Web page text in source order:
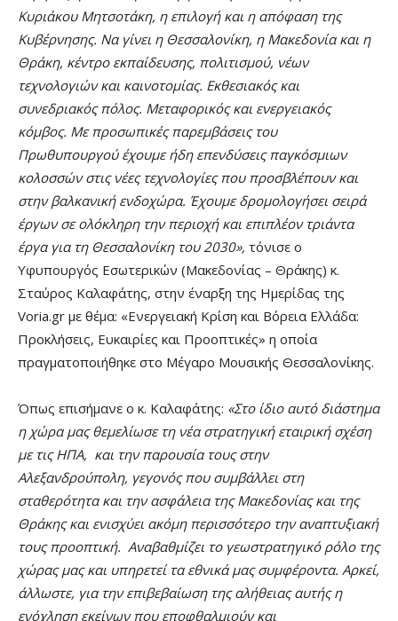
Κυριάκου Μητσοτάκη, η επιλογή και η απόφαση της
Κυβέρνησης. Να γίνει η Θεσσαλονίκη, η Μακεδονία και η
Θράκη, κέντρο εκπαίδευσης, πολιτισμού, νέων
τεχνολογιών και καινοτομίας. Εκθεσιακός και
συνεδριακός πόλος. Μεταφορικός και ενεργειακός
κόμβος. Με προσωπικές παρεμβάσεις του
Πρωθυπουργού έχουμε ήδη επενδύσεις παγκόσμιων
κολοσσών στις νέες τεχνολογίες που προσβλέπουν και
στην βαλκανική ενδοχώρα. Έχουμε δρομολογήσει σειρά
έργων σε ολόκληρη την περιοχή και επιπλέον τριάντα
έργα για τη Θεσσαλονίκη του 2030», τόνισε ο
Υφυπουργός Εσωτερικών (Μακεδονίας – Θράκης) κ.
Σταύρος Καλαφάτης, στην έναρξη της Ημερίδας της
Voria.gr με θέμα: «Ενεργειακή Κρίση και Βόρεια Ελλάδα:
Προκλήσεις, Ευκαιρίες και Προοπτικές» η οποία
πραγματοποιήθηκε στο Μέγαρο Μουσικής Θεσσαλονίκης.
Όπως επισήμανε ο κ. Καλαφάτης: «Στο ίδιο αυτό διάστημα
η χώρα μας θεμελίωσε τη νέα στρατηγική εταιρική σχέση
με τις ΗΠΑ, και την παρουσία τους στην
Αλεξανδρούπολη, γεγονός που συμβάλλει στη
σταθερότητα και την ασφάλεια της Μακεδονίας και της
Θράκης και ενισχύει ακόμη περισσότερο την αναπτυξιακή
τους προοπτική. Αναβαθμίζει το γεωστρατηγικό ρόλο της
χώρας μας και υπηρετεί τα εθνικά μας συμφέροντα. Αρκεί,
άλλωστε, για την επιβεβαίωση της αλήθειας αυτής η
ενόχληση εκείνων που εποφθαλμιούν και